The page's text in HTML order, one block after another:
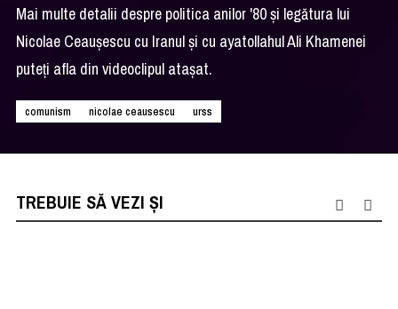
Mai multe detalii despre politica anilor '80 şi legătura lui
Nicolae Ceauşescu cu Iranul şi cu ayatollahul Ali Khamenei
puteţi afla din videoclipul ataşat.
comunism nicolae ceausescu urss
TREBUIE SĂ VEZI ȘI